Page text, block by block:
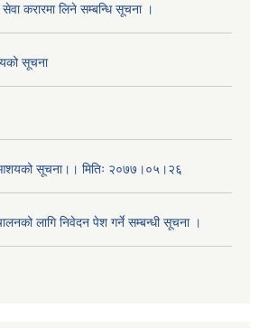
करारमा लिने सम्बन्धि सूचना ।
सूचना
सूचना।। मितिः २०७७।०५।२६
लागि निवेदन पेश गर्ने सम्बन्धी सूचना ।